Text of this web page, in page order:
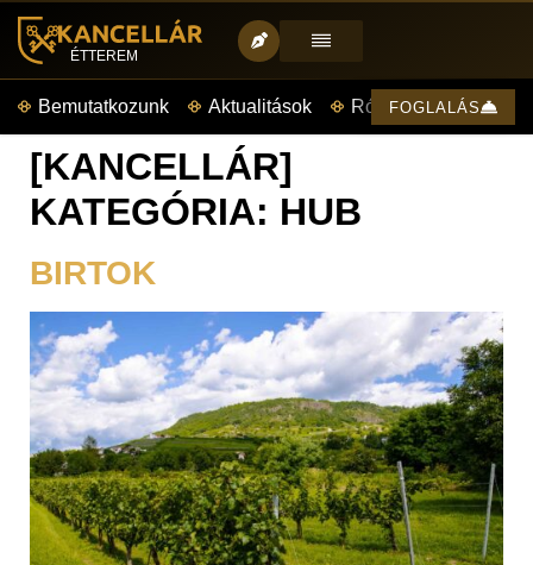
ÉTTEREM
Bemutatkozunk Aktualitások Rólunk mondták
FOGLALÁS
[KANCELLÁR]
KATEGÓRIA: HUB
BIRTOK